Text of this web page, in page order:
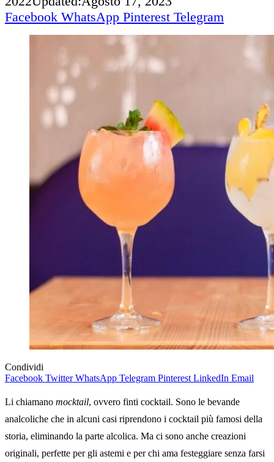
Condividi
Facebook Twitter WhatsApp Telegram Pinterest LinkedIn Email
Li chiamano mocktail, ovvero finti cocktail. Sono le bevande
analcoliche che in alcuni casi riprendono i cocktail più famosi della
storia, eliminando la parte alcolica. Ma ci sono anche creazioni
originali, perfette per gli astemi e per chi ama festeggiare senza farsi